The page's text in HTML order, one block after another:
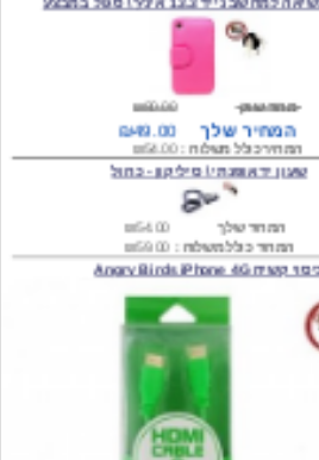
₪49.00 המחיר שלך
₪54.00 המחיר כולל משלוח :
שעון יד אופנתי \ סיליקון - כחול
₪54.00
המחיר שלך
המחיר כולל משלוח :
כיסוי קשיח Angry Birds iPhone 4G